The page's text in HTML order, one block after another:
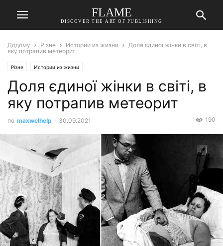
FLAME
DISCOVER THE ART OF PUBLISHING
Додому Різне Истории из жизни
Доля єдиної жінки в світі, в
яку потрапив метеорит
Різне Истории из жизни
Доля єдиної жінки в світі, в
яку потрапив метеорит
по maxwelhelp - 30.09.2021 190